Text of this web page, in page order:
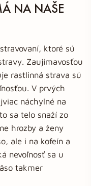
NA NAŠE
ktoré sú
Zaujímavosťou
rastlinná strava sú
V prvých
náchylné na
sa telo snaží zo
hrozby a ženy
ale i na kofeín a
nevoľnosť sa u
takmer